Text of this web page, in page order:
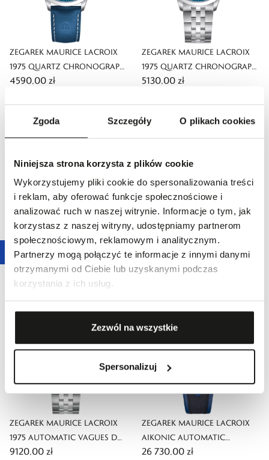
Zgoda Szczegóły O plikach cookies
Niniejsza strona korzysta z plików cookie
Wykorzystujemy pliki cookie do spersonalizowania treści
i reklam, aby oferować funkcje społecznościowe i
analizować ruch w naszej witrynie. Informacje o tym, jak
korzystasz z naszej witryny, udostępniamy partnerom
społecznościowym, reklamowym i analitycznym.
Partnerzy mogą połączyć te informacje z innymi danymi
otrzymanymi od Ciebie lub uzyskanymi podczas
korzystania z ich usług.
Zezwól na wszystkie
Spersonalizuj
ZEGAREK MAURICE LACROIX
1975 QUARTZ CHRONOGRAPH
40MM
4590,00 zł
ZEGAREK MAURICE LACROIX
1975 QUARTZ CHRONOGRAPH
40MM
5130,00 zł
ZEGAREK MAURICE LACROIX
AIKON QUARTZ 40MM
WOTTO LIMITED EDITION
6650,00 zł
ZEGAREK MAURICE LACROIX
AIKONIC AUTOMATIC
CHRONOGRAPH SKELETON
26 730,00 zł
ZEGAREK MAURICE LACROIX
1975 AUTOMATIC VAGUES DU
JURA GREEN 40MM LIMITED
9120,00 zł
ZEGAREK MAURICE LACROIX
AIKONIC AUTOMATIC
CHRONOGRAPH SKELETON
26 730,00 zł